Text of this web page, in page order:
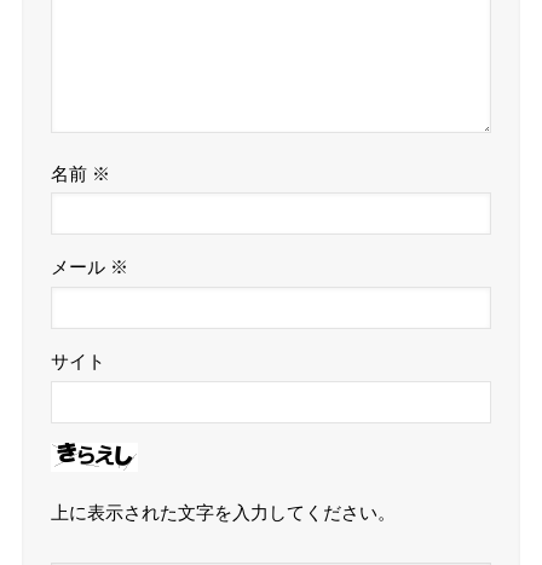
名前 ※
メール ※
サイト
上に表示された文字を入力してください。